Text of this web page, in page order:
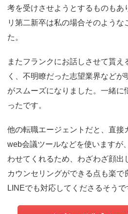
考を受けさせようとするものもあ
リ第二新卒は私の場合そのような
た。
またフランクにお話しさせて貰え
く、不明瞭だった志望業界など
がスムーズになりました。一緒に
ったです。
他の転職エージェントだと、直接
web会議ツールなどを使いますが
わせてくれるため、わざわざ顔出
カウンセリングができる点も楽で
LINEでも対応してくださるそうで